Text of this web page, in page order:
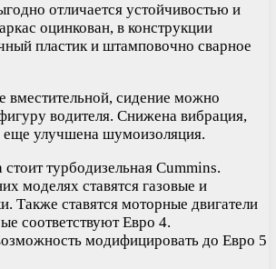
отличается устойчивостью и
оцинкован, в конструкции
пластик и штамповочно сварное
вместительной, сидение можно
водителя. Снижена вибрация,
еще улучшена шумоизоляция.
стоит турбодизельная Cummins.
моделях ставятся газовые и
Также ставятся моторные двигатели
соответствуют Евро 4.
модифицировать до Евро 5